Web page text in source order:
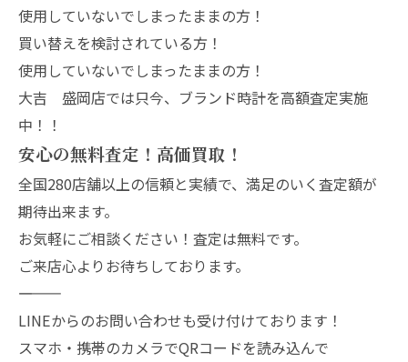
使用していないでしまったままの方！
買い替えを検討されている方！
使用していないでしまったままの方！
大吉 盛岡店では只今、ブランド時計を高額査定実施
中！！
安心の無料査定！高価買取！
全国280店舗以上の信頼と実績で、満足のいく査定額が
期待出来ます。
お気軽にご相談ください！査定は無料です。
ご来店心よりお待ちしております。
―――――――
LINEからのお問い合わせも受け付けております！
スマホ・携帯のカメラでQRコードを読み込んで